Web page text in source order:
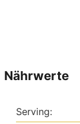
Nährwerte
Serving: